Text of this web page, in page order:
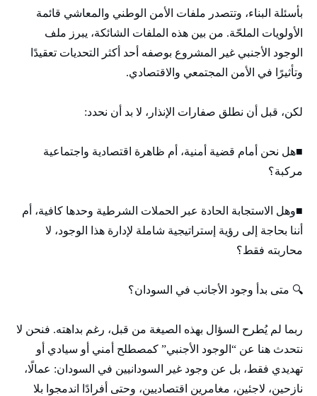
بأسئلة البناء، وتتصدر ملفات الأمن الوطني والمعاشي قائمة
الأولويات الملحّة. من بين هذه الملفات الشائكة، يبرز ملف
الوجود الأجنبي غير المشروع بوصفه أحد أكثر التحديات تعقيدًا
وتأثيرًا في الأمن المجتمعي والاقتصادي.
لكن، قبل أن نطلق صفارات الإنذار، لا بد أن نحدد:
■هل نحن أمام قضية أمنية، أم ظاهرة اقتصادية واجتماعية
مركبة؟
■وهل الاستجابة الحادة عبر الحملات الشرطية وحدها كافية، أم
أننا بحاجة إلى رؤية إستراتيجية شاملة لإدارة هذا الوجود، لا
محاربته فقط؟
🔍 متى بدأ وجود الأجانب في السودان؟
ربما لم يُطرح السؤال بهذه الصيغة من قبل، رغم بداهته. فنحن لا
نتحدث هنا عن “الوجود الأجنبي” كمصطلح أمني أو سيادي أو
تهديدي فقط، بل عن وجود غير السودانيين في السودان: عمالًا،
نازحين، لاجئين، مغامرين اقتصاديين، وحتى أفرادًا اندمجوا بلا